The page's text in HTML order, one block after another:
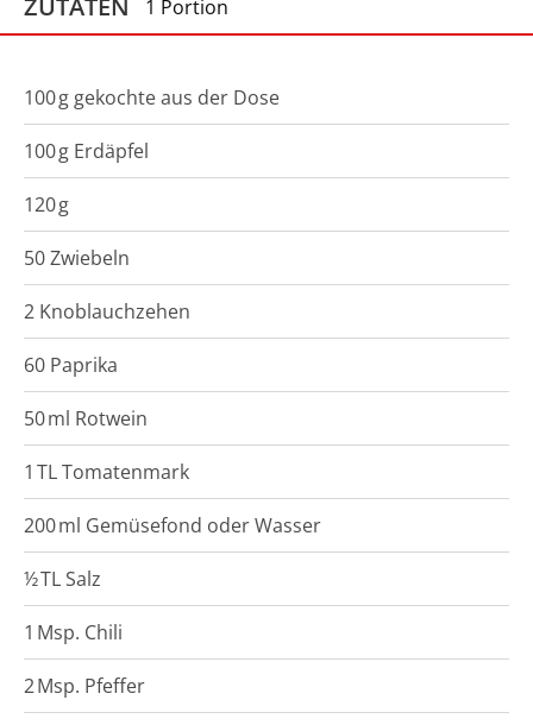
ZUTATEN 1 Portion
100g gekochte aus der Dose
100g Erdäpfel
120g
50 Zwiebeln
2 Knoblauchzehen
60 Paprika
50ml Rotwein
1 TLTomatenmark
200ml Gemüsefond oder Wasser
½TLSalz
1 Msp. Chili
2Msp. Pfeffer